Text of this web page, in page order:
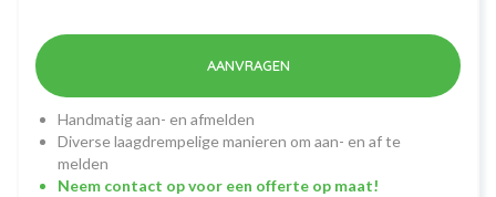
AANVRAGEN
Handmatig aan- en afmelden
Diverse laagdrempelige manieren om aan- en af te
melden
Neem contact op voor een offerte op maat!